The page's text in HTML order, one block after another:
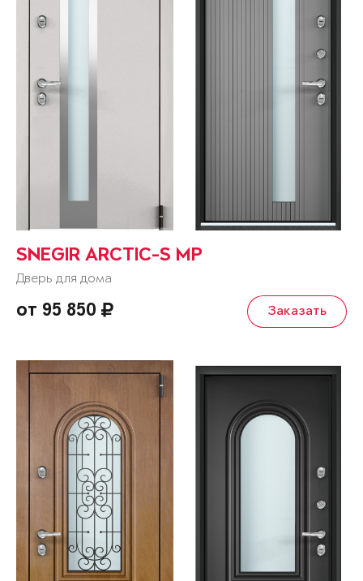
SNEGIR ARCTIC-S MP
Дверь для дома
от 95 850 Заказать